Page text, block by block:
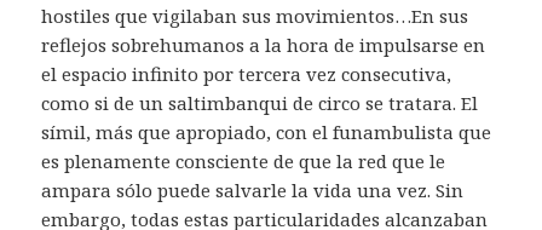
hostiles que vigilaban sus movimientos…En sus
reflejos sobrehumanos a la hora de impulsarse en
el espacio infinito por tercera vez consecutiva,
como si de un saltimbanqui de circo se tratara. El
símil, más que apropiado, con el funambulista que
es plenamente consciente de que la red que le
ampara sólo puede salvarle la vida una vez. Sin
embargo, todas estas particularidades alcanzaban